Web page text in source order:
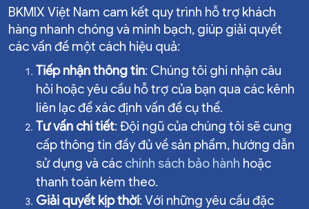
BKMIX Việt Nam cam kết quy trình hỗ trợ khách
hàng nhanh chóng và minh bạch, giúp giải quyết
các vấn đề một cách hiệu quả:
Tiếp nhận thông tin: Chúng tôi ghi nhận câu
hỏi hoặc yêu cầu hỗ trợ của bạn qua các kênh
liên lạc để xác định vấn đề cụ thể.
Tư vấn chi tiết: Đội ngũ của chúng tôi sẽ cung
cấp thông tin đầy đủ về sản phẩm, hướng dẫn
sử dụng và các chính sách bảo hành hoặc
thanh toán kèm theo.
Giải quyết kịp thời: Với những yêu cầu đặc